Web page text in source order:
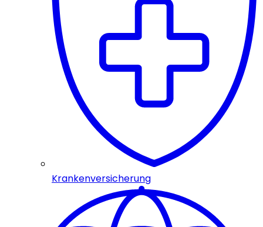
Krankenversicherung